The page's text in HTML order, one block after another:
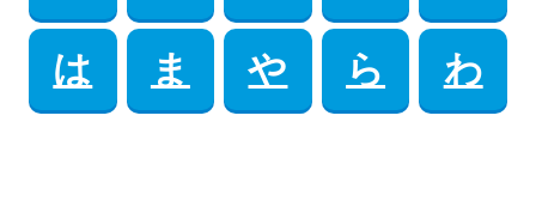
は ま や ら わ